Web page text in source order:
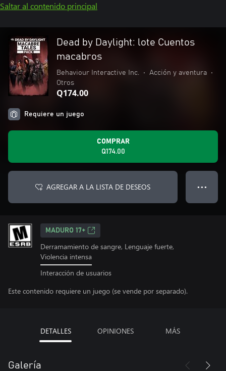
Saltar al contenido principal
Dead by Daylight: lote Cuentos
macabros
Behaviour Interactive Inc. • Acción y aventura
•
Otros
Q174.00
Requiere un juego
COMPRAR
Q174.00
AGREGAR A LA LISTA DE DESEOS ● ● ●
MADURO 17+
Derramamiento de sangre, Lenguaje fuerte,
Violencia intensa
Interacción de usuarios
Este contenido requiere un juego (se vende por separado).
DETALLES OPINIONES MÁS
Galería